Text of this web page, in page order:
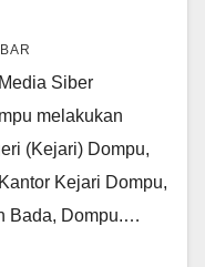
Siber
melakukan
(Kejari) Dompu,
Kejari Dompu,
Bada, Dompu.…